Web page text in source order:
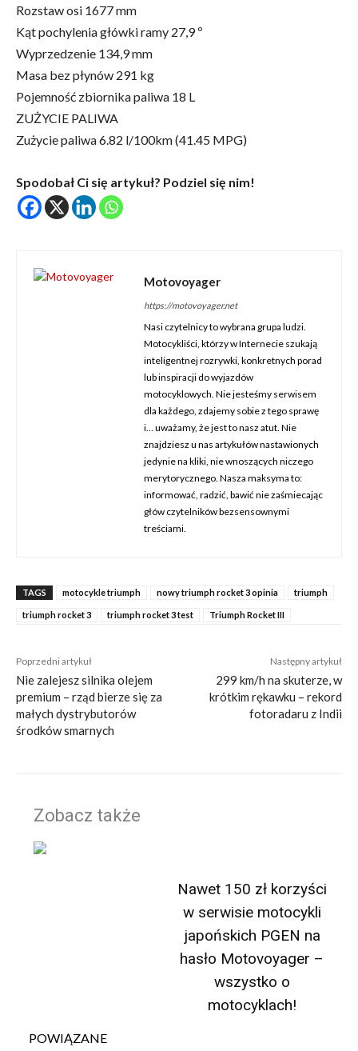
Rozstaw osi 1677 mm
Kąt pochylenia główki ramy 27,9 º
Wyprzedzenie 134,9 mm
Masa bez płynów 291 kg
Pojemność zbiornika paliwa 18 L
ZUŻYCIE PALIWA
Zużycie paliwa 6.82 l/100km (41.45 MPG)
Spodobał Ci się artykuł? Podziel się nim!
Motovoyager
https://motovoyager.net
Nasi czytelnicy to wybrana grupa ludzi.
Motocykliści, którzy w Internecie szukają
inteligentnej rozrywki, konkretnych porad
lub inspiracji do wyjazdów
motocyklowych. Nie jesteśmy serwisem
dla każdego, zdajemy sobie z tego sprawę
i… uważamy, że jest to nasz atut. Nie
znajdziesz u nas artykułów nastawionych
jedynie na kliki, nie wnoszących niczego
merytorycznego. Nasza maksyma to:
informować, radzić, bawić nie zaśmiecając
głów czytelników bezsensownymi
treściami.
TAGS motocykle triumph nowy triumph rocket 3 opinia triumph
triumph rocket 3 triumph rocket 3 test Triumph Rocket III
Poprzedni artykuł
Nie zalejesz silnika olejem
premium – rząd bierze się za
małych dystrybutorów
środków smarnych
Następny artykuł
299 km/h na skuterze, w
krótkim rękawku – rekord
fotoradaru z Indii
Zobacz także
Nawet 150 zł korzyści
w serwisie motocykli
japońskich PGEN na
hasło Motovoyager –
wszystko o
motocyklach!
POWIĄZANE